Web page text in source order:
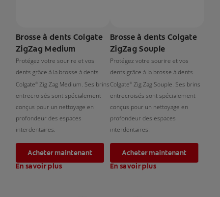
Brosse à dents Colgate
ZigZag Medium
Protégez votre sourire et vos
dents grâce à la brosse à dents
Colgate
® Zig Zag Medium. Ses brins
entrecroisés sont spécialement
conçus pour un nettoyage en
profondeur des espaces
interdentaires.
Acheter maintenant
En savoir plus
Brosse à dents Colgate
ZigZag Souple
Protégez votre sourire et vos
dents grâce à la brosse à dents
Colgate
® Zig Zag Souple. Ses brins
entrecroisés sont spécialement
conçus pour un nettoyage en
profondeur des espaces
interdentaires.
Acheter maintenant
En savoir plus